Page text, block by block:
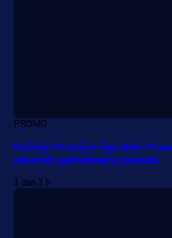
PROMO
Počinje Premijer liga BiH:
iskoristi jedinstvenu ponudu
3 dan 3 h